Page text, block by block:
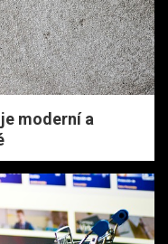
moderní a